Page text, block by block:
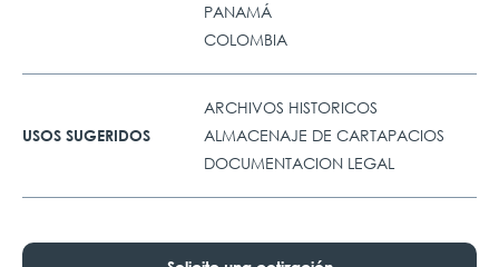
PANAMÁ
COLOMBIA
USOS SUGERIDOS
ARCHIVOS HISTORICOS
ALMACENAJE DE CARTAPACIOS
DOCUMENTACION LEGAL